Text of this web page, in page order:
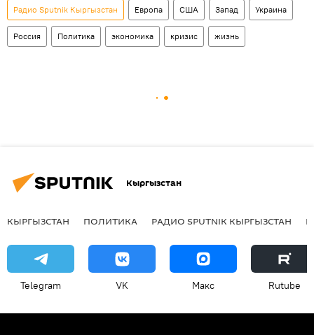
Радио Sputnik Кыргызстан Европа США Запад Украина
Россия Политика экономика кризис жизнь
Кыргызстан
КЫРГЫЗСТАН ПОЛИТИКА РАДИО SPUTNIK КЫРГЫЗСТАН
Telegram VK Макс Rutube